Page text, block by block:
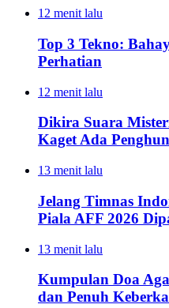
12 menit lalu
Top 3 Tekno:
Perhatian
12 menit lalu
Dikira Suara
Kaget Ada
13 menit lalu
Jelang Timnas
Piala AFF 2026
13 menit lalu
Kumpulan Doa
dan Penuh